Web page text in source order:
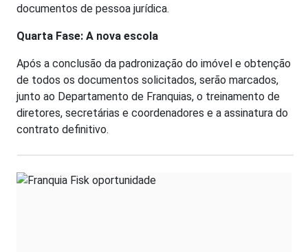
documentos de pessoa jurídica.
Quarta Fase: A nova escola
Após a conclusão da padronização do imóvel e obtenção
de todos os documentos solicitados, serão marcados,
junto ao Departamento de Franquias, o treinamento de
diretores, secretárias e coordenadores e a assinatura do
contrato definitivo.